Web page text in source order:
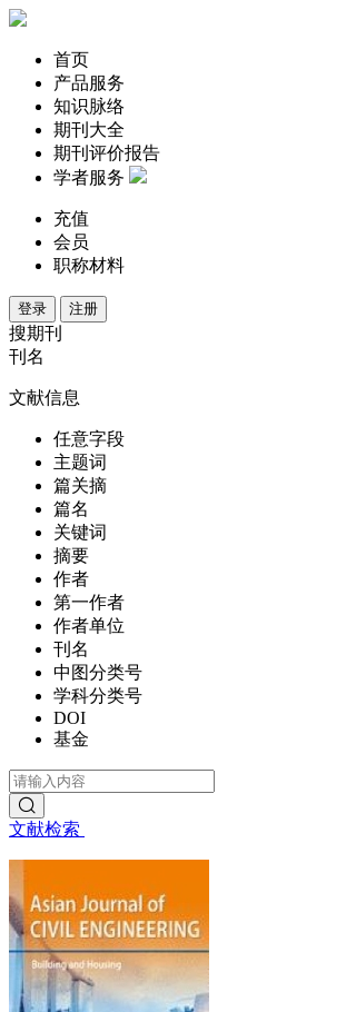
首页
产品服务
知识脉络
期刊大全
期刊评价报告
学者服务
充值
会员
职称材料
登录 注册
搜期刊
刊名
文献信息
任意字段
主题词
篇关摘
篇名
关键词
摘要
作者
第一作者
作者单位
刊名
中图分类号
学科分类号
DOI
基金
文献检索